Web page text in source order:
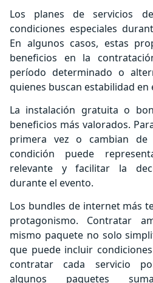
Los planes de servicios
condiciones especiales
En algunos casos, estas
beneficios en la
período determinado o
quienes buscan estabilidad en
La instalación gratuita o
beneficios más valorados.
primera vez o cambian
condición puede
relevante y facilitar la
durante el evento.
Los bundles de internet más
protagonismo. Contratar
mismo paquete no solo
que puede incluir
contratar cada servicio
algunos paquetes